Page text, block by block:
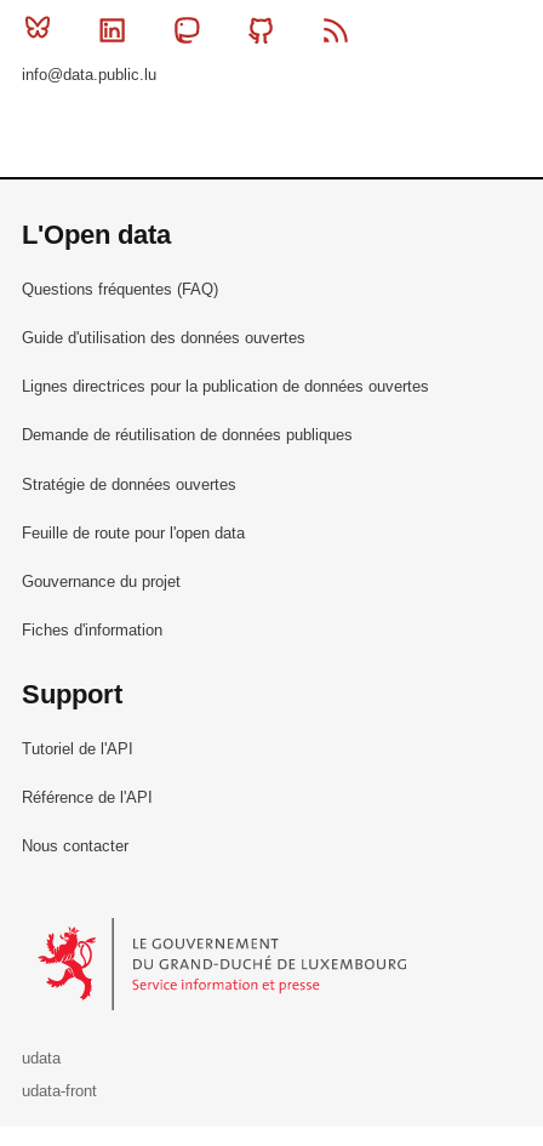
Bluesky Linkedin MastodonGithub
info@data.public.lu
L'Open data
Questions fréquentes (FAQ)
Guide d'utilisation des données ouvertes
Lignes directrices pour la publication de données ouvertes
Demande de réutilisation de données publiques
Stratégie de données ouvertes
Feuille de route pour l'open data
Gouvernance du projet
Fiches d'information
Support
Tutoriel de l'API
Référence de l'API
Nous contacter
Le Gouvernement du Grand-Duché de Luxembourg - Service
udata
udata-front